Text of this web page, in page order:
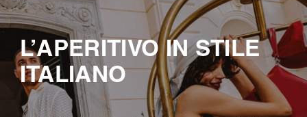
L’APERITIVO IN STILE
ITALIANO